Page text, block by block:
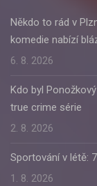
Někdo to rád v
komedie nabízí
6. 8. 2026
Kdo byl
true crime série
2. 8. 2026
Sportování v létě:
1. 8. 2026